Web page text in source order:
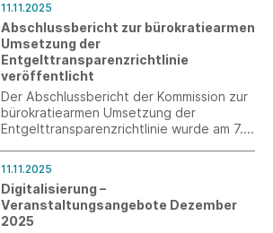
unserer Kurzumfrage möchten wir
herausfinden, wie unsere
Mitgliedsunternehmen mit dem Thema
aktuell umgehen, welche Erfahrungen sie
dabei gesammelt haben und wo der
größte Bedarf an Unterstützung gesehen
wird.
11.11.2025
Abschlussbericht zur bürokratiearmen
Umsetzung der
Entgelttransparenzrichtlinie
veröffentlicht
Der Abschlussbericht der Kommission zur
bürokratiearmen Umsetzung der
Entgelttransparenzrichtlinie wurde am 7.
11.11.2025
Digitalisierung –
Veranstaltungsangebote Dezember
2025